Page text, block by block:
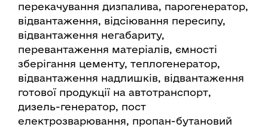
перекачування дизпалива, парогенератор,
відвантаження, відсіювання пересипу,
відвантаження негабариту,
перевантаження матеріалів, ємності
зберігання цементу, теплогенератор,
відвантаження надлишків, відвантаження
готової продукції на автотранспорт,
дизель-генератор, пост
електрозварювання, пропан-бутановий